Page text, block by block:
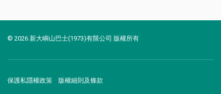
© 2026 新大嶼山巴士(1973)有限公司 版權所有
保護私隱權政策 版權細則及條款